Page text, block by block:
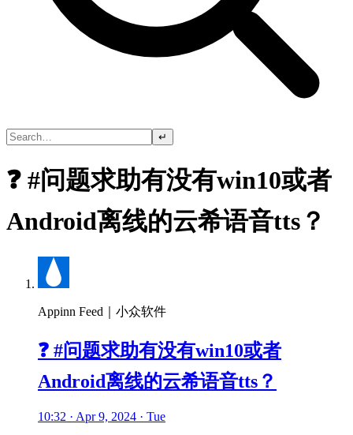
↵
❓ #问题求助有没有win10或者
Android离线的云希语音tts？
Appinn Feed｜小众软件
❓ #问题求助有没有win10或者
Android离线的云希语音tts？
10:32 · Apr 9, 2024 · Tue